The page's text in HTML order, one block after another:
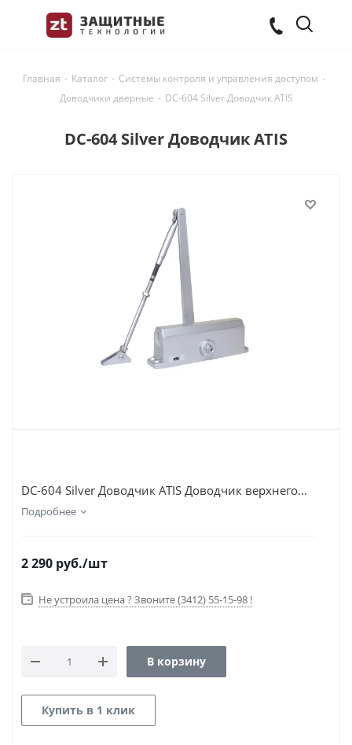
Главная - Каталог - Системы контроля и управления доступом -
Доводчики дверные - DC-604 Silver Доводчик ATIS
DC-604 Silver Доводчик ATIS
DC-604 Silver Доводчик ATIS Доводчик верхнего...
Подробнее
2 290 руб./шт
Не устроила цена ? Звоните (3412) 55-15-98 !
В корзину
Купить в 1 клик